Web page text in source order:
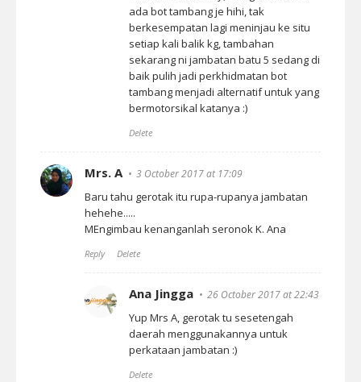
ada bot tambang je hihi, tak
berkesempatan lagi meninjau ke situ
setiap kali balik kg, tambahan
sekarang ni jambatan batu 5 sedang di
baik pulih jadi perkhidmatan bot
tambang menjadi alternatif untuk yang
bermotorsikal katanya :)
Delete
Mrs. A 3 October 2017 at 17:09
Baru tahu gerotak itu rupa-rupanya jambatan
hehehe.....
MEngimbau kenanganlah seronok K. Ana
Reply Delete
Ana Jingga 26 October 2017 at 22:43
Yup Mrs A, gerotak tu sesetengah
daerah menggunakannya untuk
perkataan jambatan :)
Delete